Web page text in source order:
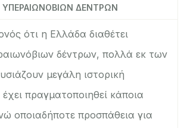
ΥΠΕΡΑΙΩΝΟΒΙΩΝ ΔΕΝΤΡΩΝ
ότι η Ελλάδα διαθέτει
δέντρων, πολλά εκ των
μεγάλη ιστορική
πραγματοποιηθεί κάποια
οποιαδήποτε προσπάθεια για